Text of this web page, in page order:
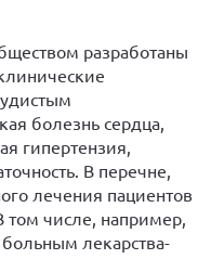
разработаны
болезнь сердца,
гипертензия,
В перечне,
лечения пациентов
том числе, например,
лекарства-